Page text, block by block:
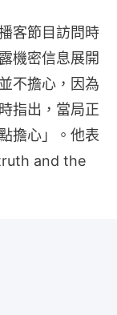
客節目訪問時
機密信息展開
不擔心，因為
指出，當局正
擔心」。他表
and the